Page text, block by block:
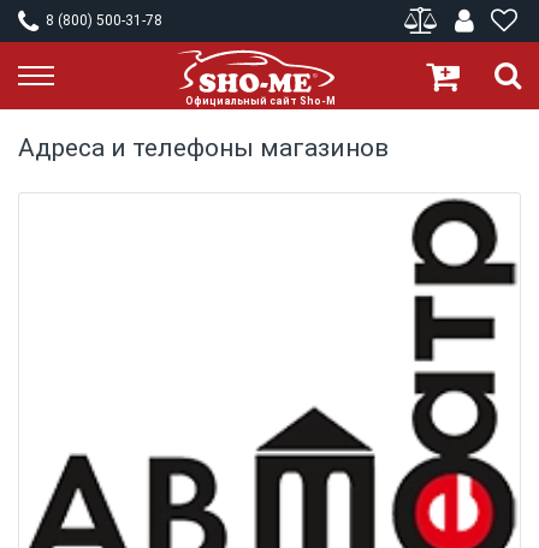
8 (800) 500-31-78
Адреса и телефоны магазинов